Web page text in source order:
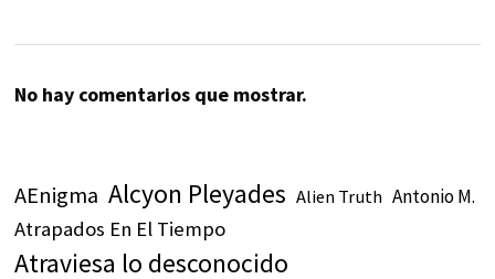
No hay comentarios que mostrar.
AEnigma Alcyon Pleyades Alien Truth Antonio M.
Atrapados En El Tiempo
Atraviesa lo desconocido